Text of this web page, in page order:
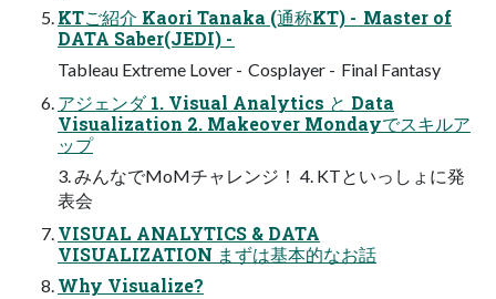
KTご紹介 Kaori Tanaka (通称KT) - Master of
DATA Saber(JEDI) -
Tableau Extreme Lover - Cosplayer - Final Fantasy
アジェンダ 1. Visual Analytics と Data
Visualization 2. Makeover Mondayでスキルア
ップ
3. みんなでMoMチャレンジ！ 4. KTといっしょに発
表会
VISUAL ANALYTICS & DATA
VISUALIZATION まずは基本的なお話
Why Visualize?